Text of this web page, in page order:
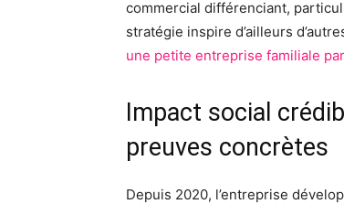
commercial différenciant,
stratégie inspire d’ailleurs
une petite entreprise familiale
Impact social
preuves concrètes
Depuis 2020, l’entreprise